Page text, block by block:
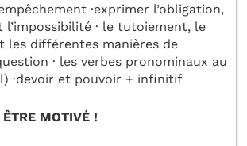
·exprimer l’obligation,
l’impossibilité · le tutoiement, le
les différentes manières de
· les verbes pronominaux au
·devoir et pouvoir + infinitif
MOTIVÉ !